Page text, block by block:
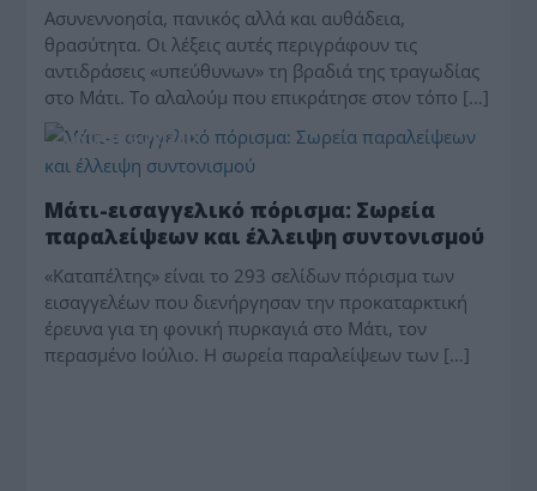
Ασυνεννοησία, πανικός αλλά και αυθάδεια,
θρασύτητα. Οι λέξεις αυτές περιγράφουν τις
αντιδράσεις «υπεύθυνων» τη βραδιά της τραγωδίας
στο Μάτι. Το αλαλούμ που επικράτησε στον τόπο […]
UNCATEGORIZED
Μάτι-εισαγγελικό πόρισμα: Σωρεία
παραλείψεων και έλλειψη συντονισμού
«Καταπέλτης» είναι το 293 σελίδων πόρισμα των
εισαγγελέων που διενήργησαν την προκαταρκτική
έρευνα για τη φονική πυρκαγιά στο Μάτι, τον
περασμένο Ιούλιο. Η σωρεία παραλείψεων των […]